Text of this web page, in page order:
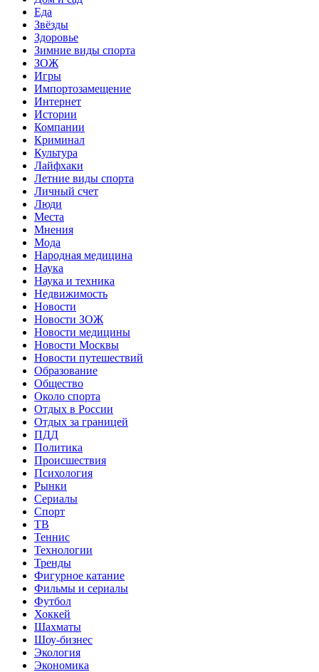
Еда
Звёзды
Здоровье
Зимние виды спорта
ЗОЖ
Игры
Импортозамещение
Интернет
Истории
Компании
Криминал
Культура
Лайфхаки
Летние виды спорта
Личный счет
Люди
Места
Мнения
Мода
Народная медицина
Наука
Наука и техника
Недвижимость
Новости
Новости ЗОЖ
Новости медицины
Новости Москвы
Новости путешествий
Образование
Общество
Около спорта
Отдых в России
Отдых за границей
ПДД
Политика
Происшествия
Психология
Рынки
Сериалы
Спорт
ТВ
Теннис
Технологии
Тренды
Фигурное катание
Фильмы и сериалы
Футбол
Хоккей
Шахматы
Шоу-бизнес
Экология
Экономика